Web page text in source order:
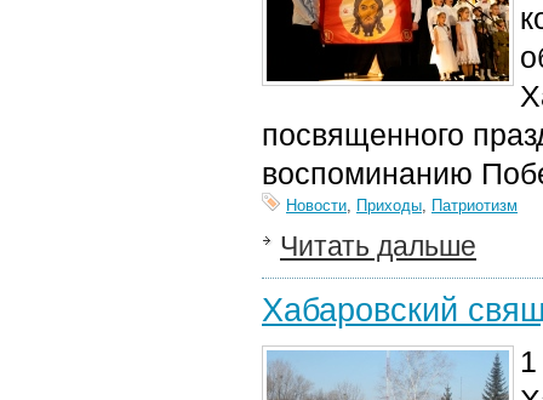
посвященного
воспоминанию
Новости, Приходы, Патриотизм
Читать дальше
Хабаровский